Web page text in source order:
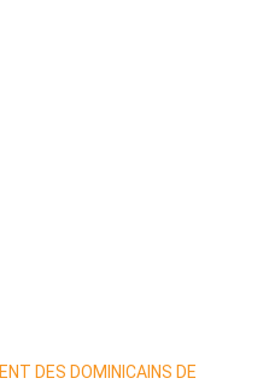
DES DOMINICAINS DE